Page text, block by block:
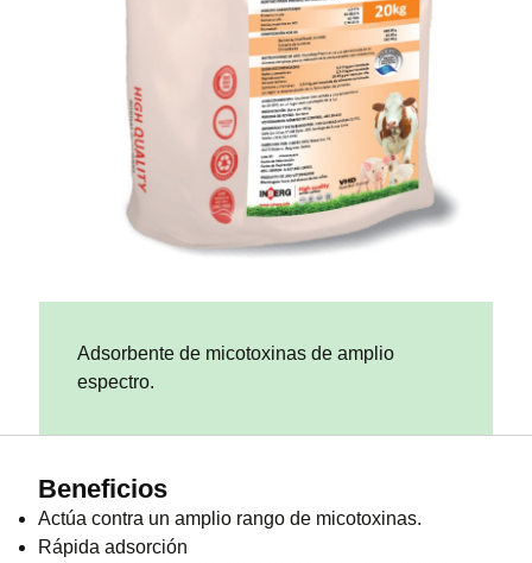
Adsorbente de micotoxinas de amplio
espectro.
Beneficios
Actúa contra un amplio rango de micotoxinas.
Rápida adsorción